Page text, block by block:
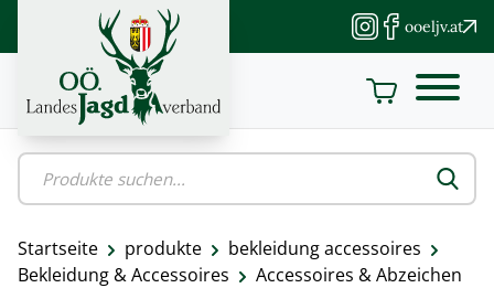
ooeljv.at
Pfadnavigation
Startseite produkte
bekleidung accessoires
Bekleidung & Accessoires
Accessoires & Abzeichen